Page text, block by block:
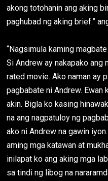
akong totohanin ang aking
paghubad ng aking brief.”
“Nagsimula kaming
Si Andrew ay nakapako ang
rated movie. Ako naman ay
pagbabate ni Andrew. Ewan
akin. Bigla ko kasing
na ang nagpatuloy ng
ako ni Andrew na gawin
aming mga katawan at
inilapat ko ang aking mga
sa tindi ng libog na